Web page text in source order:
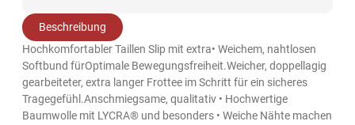
Beschreibung
Hochkomfortabler Taillen Slip mit extra• Weichem, nahtlosen
Softbund fürOptimale Bewegungsfreiheit.Weicher, doppellagig
gearbeiteter, extra langer Frottee im Schritt für ein sicheres
Tragegefühl.Anschmiegsame, qualitativ • Hochwertige
Baumwolle mit LYCRA® und besonders • Weiche Nähte machen